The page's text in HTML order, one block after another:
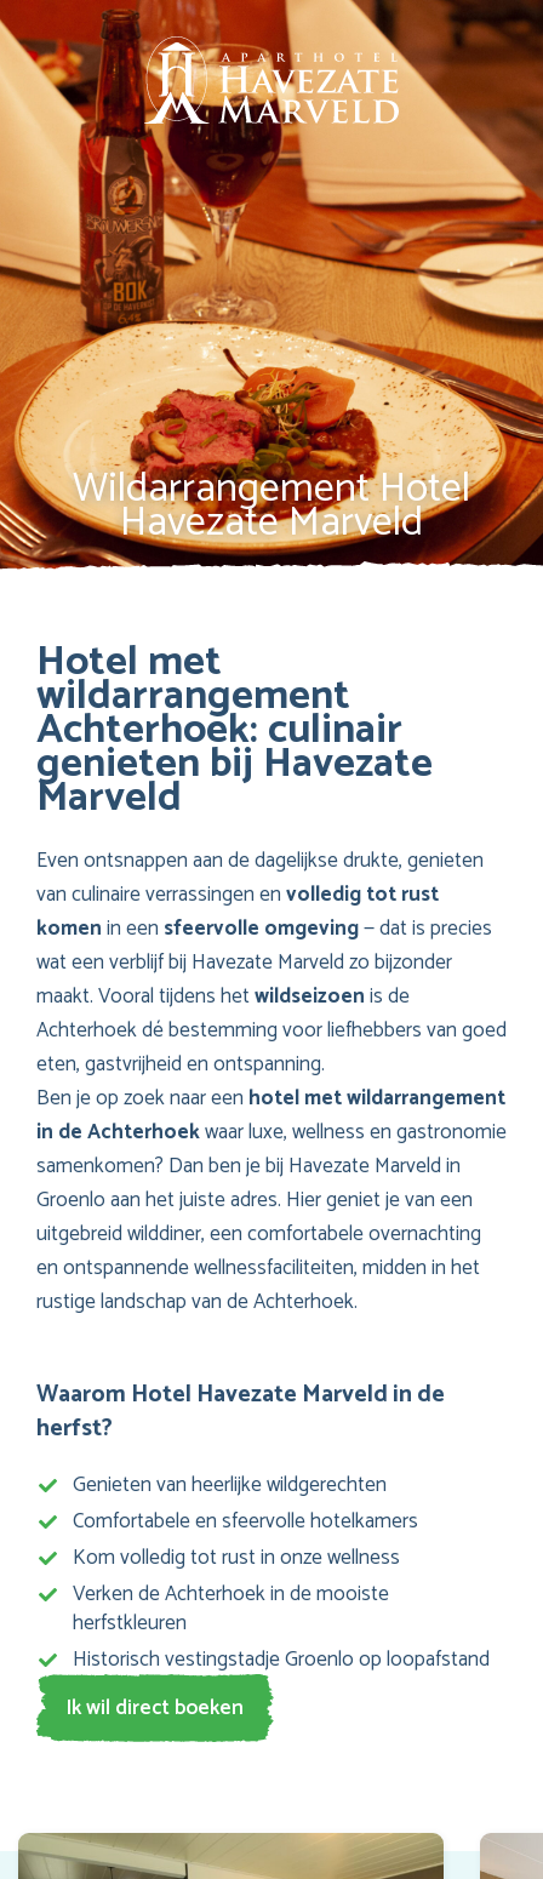
Wildarrangement Hotel
Havezate Marveld
Hotel met
wildarrangement
Achterhoek: culinair
genieten bij Havezate
Marveld
Even ontsnappen aan de dagelijkse drukte, genieten
van culinaire verrassingen envolledig tot rust
komenin een sfeervolle omgeving— dat is precies
wat een verblijf bij Havezate Marveld zo bijzonder
maakt. Vooral tijdens hetwildseizoenis de
Achterhoek dé bestemming voor liefhebbers van goed
eten, gastvrijheid en ontspanning.
Ben je op zoek naar een hotel met wildarrangement
in de Achterhoekwaar luxe, wellness en gastronomie
samenkomen? Dan ben je bij Havezate Marveld in
Groenlo aan het juiste adres. Hier geniet je van een
uitgebreid wilddiner, een comfortabele overnachting
en ontspannende wellnessfaciliteiten, midden in het
rustige landschap van de Achterhoek.
Waarom Hotel Havezate Marveld in de
herfst?
Genieten van heerlijke wildgerechten
Comfortabele en sfeervolle hotelkamers
Kom volledig tot rust in onze wellness
Verken de Achterhoek in de mooiste
herfstkleuren
Historisch vestingstadje Groenlo op loopafstand
Ik wil direct boeken